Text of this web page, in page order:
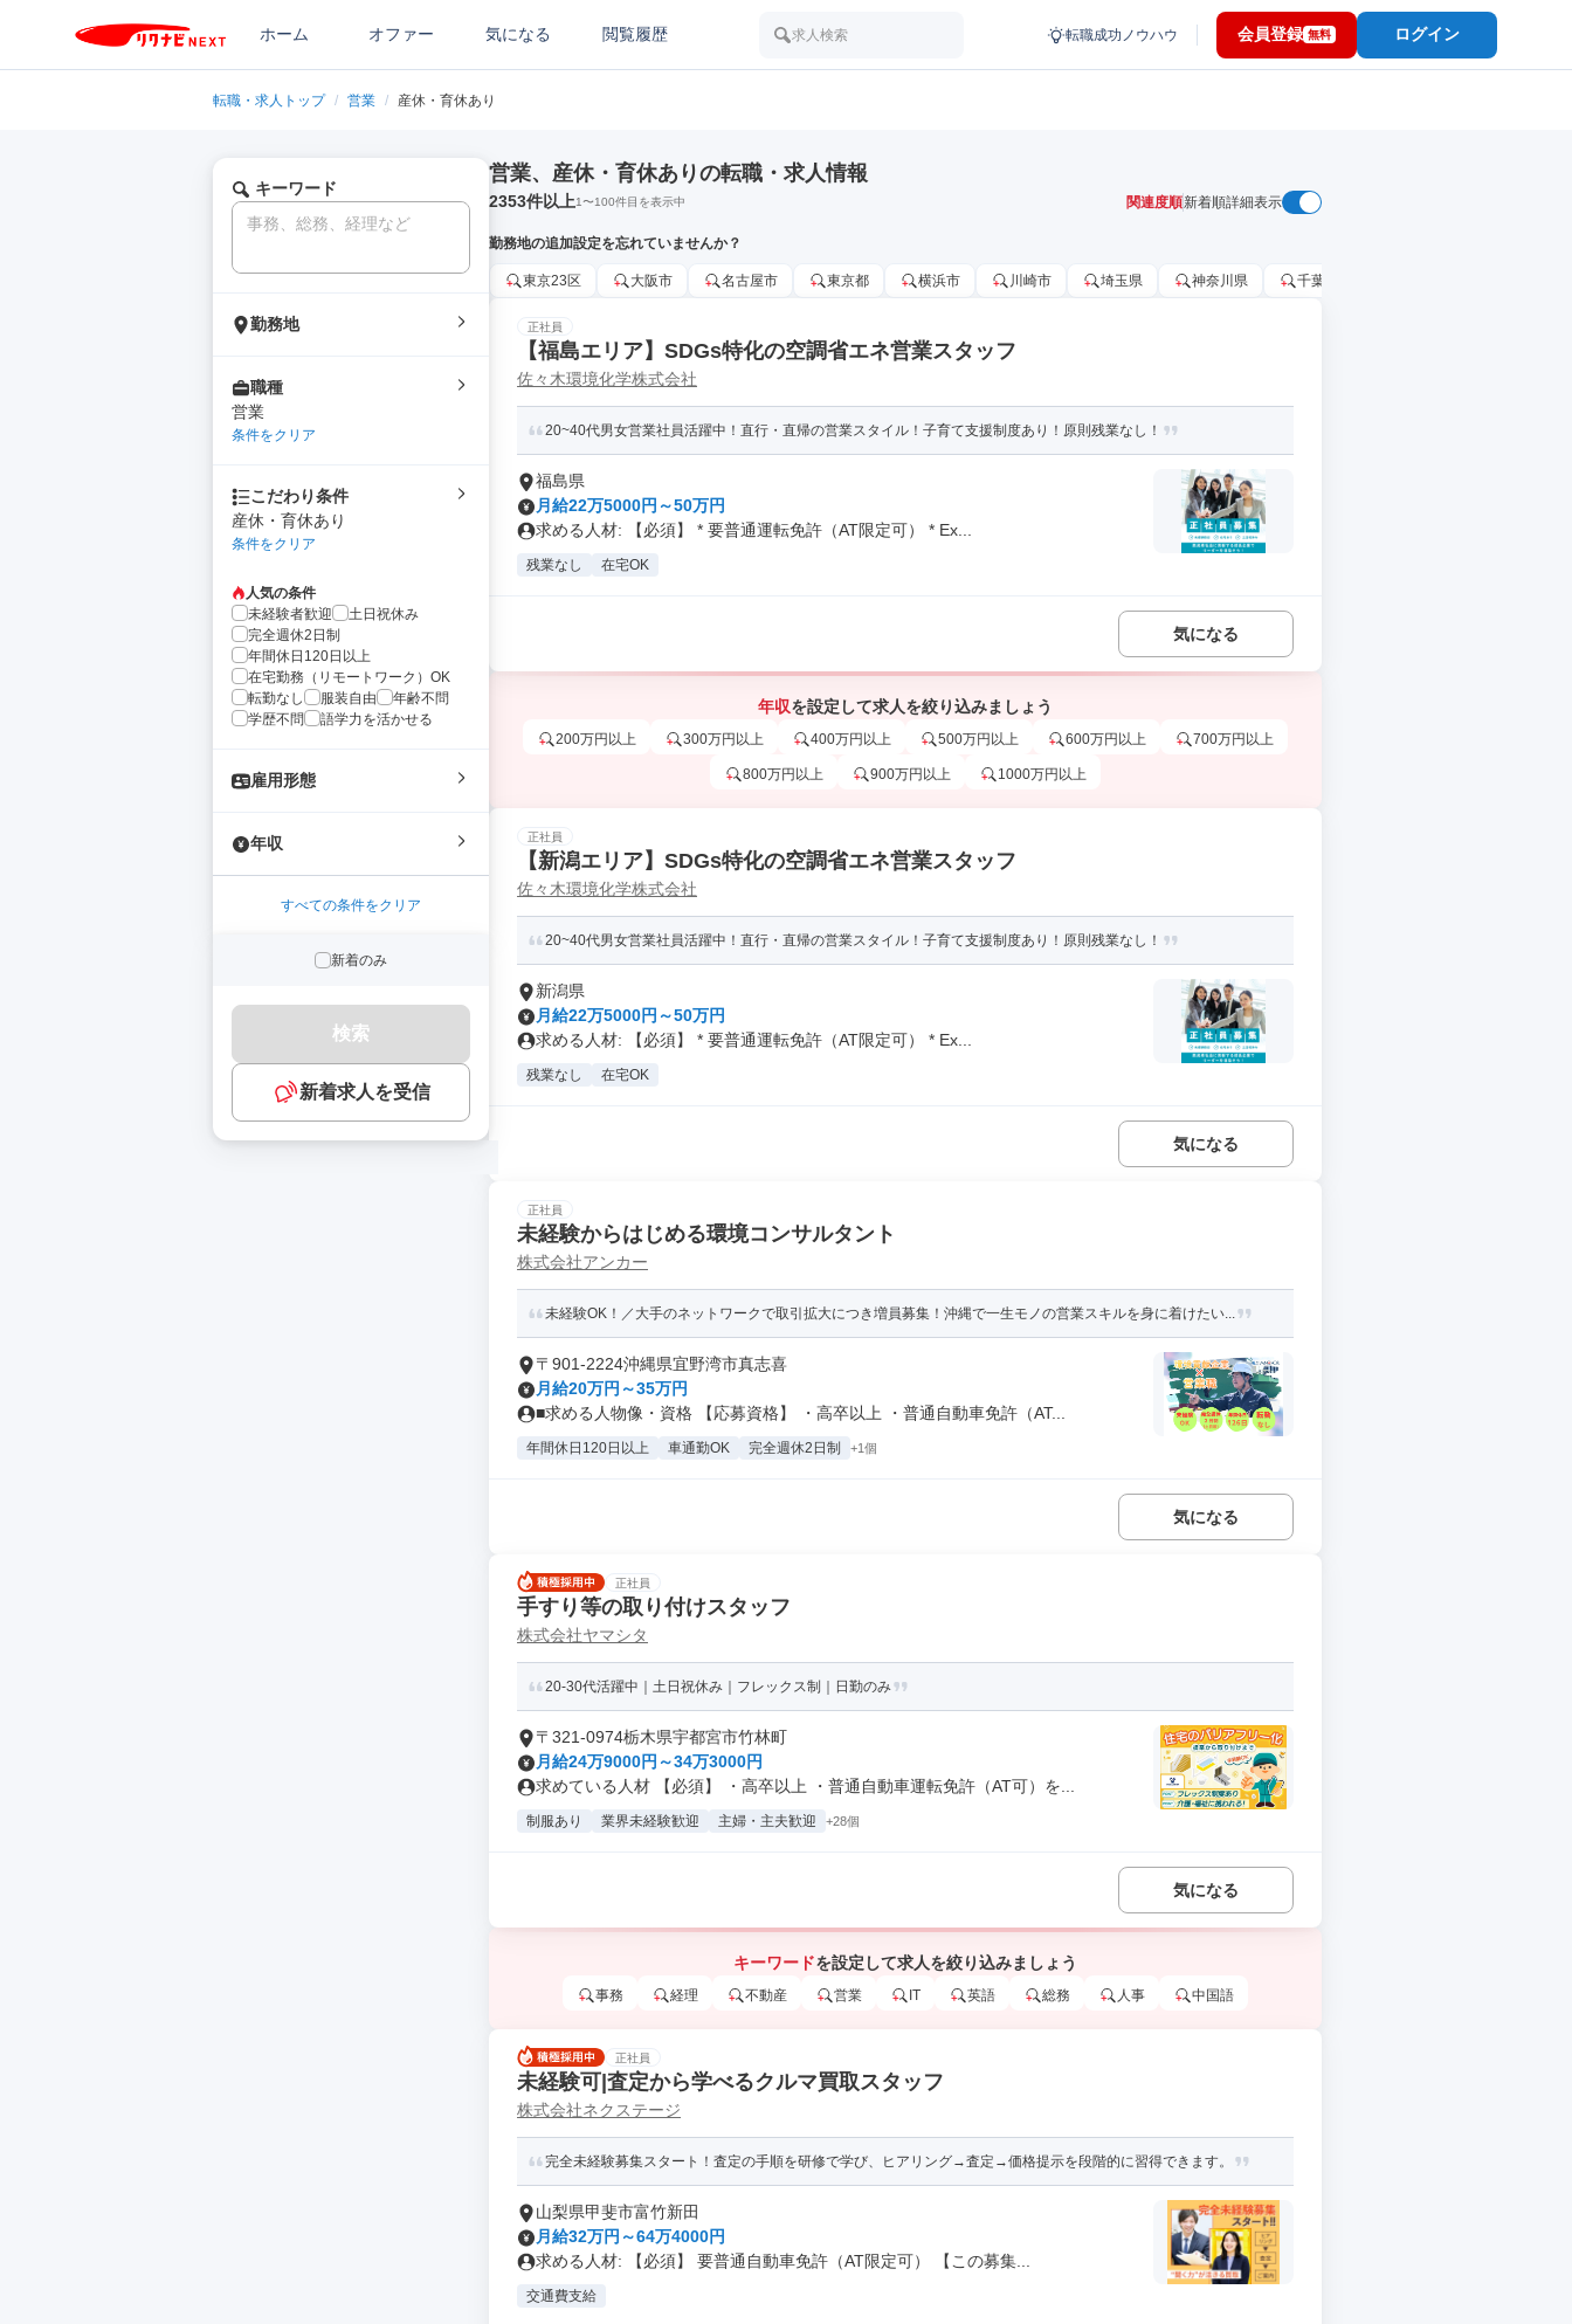
ホーム オファー 気になる 閲覧履歴 求人検索 転職成功ノウハウ 会員登録 無料 ログイン
転職・求人トップ / 営業 / 産休・育休あり
キーワード
勤務地
職種
営業
条件をクリア
こだわり条件
産休・育休あり
条件をクリア
人気の条件
未経験者歓迎
土日祝休み
完全週休2日制
年間休日120日以上
在宅勤務（リモートワーク）OK
転勤なし
服装自由
年齢不問
学歴不問
語学力を活かせる
雇用形態
年収
すべての条件をクリア
新着のみ
検索
新着求人を受信
営業、産休・育休ありの転職・求人情報
2353件以上1〜100件目を表示中 関連度順新着順詳細表示
勤務地の追加設定を忘れていませんか？
東京23区 大阪市 名古屋市 東京都 横浜市 川崎市 埼玉県 神奈川県 千葉市
正社員
【福島エリア】SDGs特化の空調省エネ営業スタッフ
佐々木環境化学株式会社
20~40代男女営業社員活躍中！直行・直帰の営業スタイル！子育て支援制度あり！原則残業なし！
福島県
月給22万5000円～50万円
求める人材: 【必須】 * 要普通運転免許（AT限定可） * Ex...
残業なし 在宅OK
気になる
年収を設定して求人を絞り込みましょう
200万円以上 300万円以上 400万円以上 500万円以上 600万円以上 700万円以上
800万円以上 900万円以上 1000万円以上
正社員
【新潟エリア】SDGs特化の空調省エネ営業スタッフ
佐々木環境化学株式会社
20~40代男女営業社員活躍中！直行・直帰の営業スタイル！子育て支援制度あり！原則残業なし！
新潟県
月給22万5000円～50万円
求める人材: 【必須】 * 要普通運転免許（AT限定可） * Ex...
残業なし 在宅OK
気になる
正社員
未経験からはじめる環境コンサルタント
株式会社アンカー
未経験OK！／大手のネットワークで取引拡大につき増員募集！沖縄で一生モノの営業スキルを身に着けたい...
〒901-2224沖縄県宜野湾市真志喜
月給20万円～35万円
■求める人物像・資格 【応募資格】 ・高卒以上 ・普通自動車免許（AT...
年間休日120日以上 車通勤OK 完全週休2日制 +1個
気になる
正社員
手すり等の取り付けスタッフ
株式会社ヤマシタ
20-30代活躍中｜土日祝休み｜フレックス制｜日勤のみ
〒321-0974栃木県宇都宮市竹林町
月給24万9000円～34万3000円
求めている人材 【必須】 ・高卒以上 ・普通自動車運転免許（AT可）を...
制服あり 業界未経験歓迎 主婦・主夫歓迎 +28個
気になる
キーワードを設定して求人を絞り込みましょう
事務 経理 不動産 営業 IT 英語 総務 人事 中国語
正社員
未経験可|査定から学べるクルマ買取スタッフ
株式会社ネクステージ
完全未経験募集スタート！査定の手順を研修で学び、ヒアリング→査定→価格提示を段階的に習得できます。
山梨県甲斐市富竹新田
月給32万円～64万4000円
求める人材: 【必須】 要普通自動車免許（AT限定可） 【この募集...
交通費支給